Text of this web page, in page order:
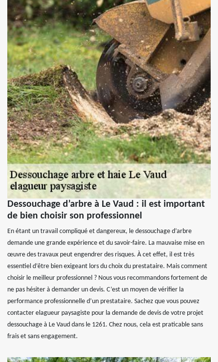
Dessouchage d’arbre à Le Vaud : il est important
de bien choisir son professionnel
En étant un travail compliqué et dangereux, le dessouchage d’arbre
demande une grande expérience et du savoir-faire. La mauvaise mise en
œuvre des travaux peut engendrer des risques. À cet effet, il est très
essentiel d’être bien exigeant lors du choix du prestataire. Mais comment
choisir le meilleur professionnel ? Nous vous recommandons fortement de
ne pas hésiter à demander un devis. C’est un moyen de vérifier la
performance professionnelle d’un prestataire. Sachez que vous pouvez
contacter elagueur paysagiste pour la demande de devis de votre projet
dessouchage à Le Vaud dans le 1261. Chez nous, cela est praticable sans
frais et sans engagement.